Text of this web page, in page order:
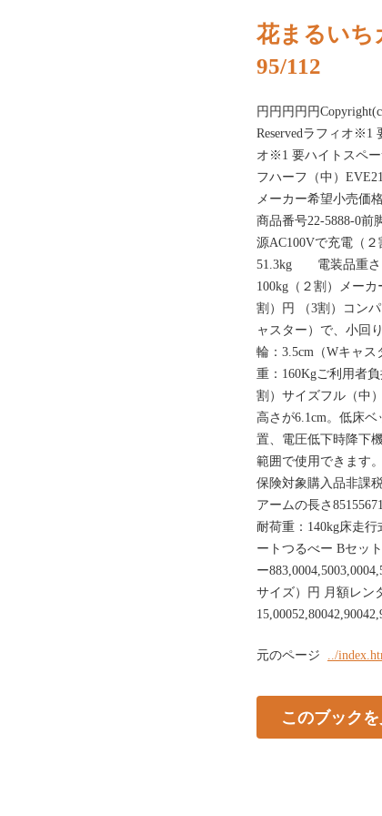
花まるいち
95/112
円円円円円
Reservedラフィオ※1
オ※1 要ハイトスペ
フハーフ（中）
メーカー希望小売価
商品番号22-5888-0
源AC100Vで充電（２
51.3kg 電装品重
100kg（２割）メー
割）円 （3割）コン
ャスター）で、小回
輪：3.5cm（Wキャ
重：160Kgご利用者
割）サイズフル（中
高さが6.1cm。低床
置、電圧低下時降下
範囲で使用できます
保険対象購入品非課
アームの長さ
耐荷重：140kg床走
ートつるべー Bセッ
ー
サイズ）円 月額レン
元のページ ../
このブック